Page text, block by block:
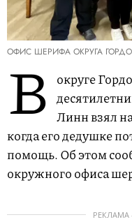
ОФИС ШЕРИФА ОКРУГА
В
округе
Линн взял
когда его дедушке
помощь. Об этом
окружного офиса